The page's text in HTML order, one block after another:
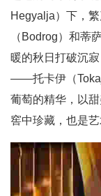
Hegyalja）下，
（Bodrog）和蒂
暖的秋日打破沉
——托卡伊（
葡萄的精华，以
窖中珍藏，也是艺